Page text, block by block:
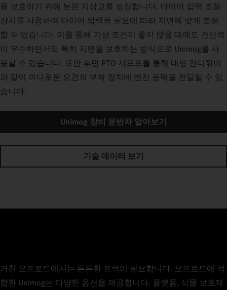
을 보호하기 위해 높은 지상고를 보장합니다. 타이어 압력 조절
장치를 사용하여 타이어 압력을 필요에 따라 지면에 맞게 조절
할 수 있습니다. 이를 통해 기상 조건이 좋지 않을 때에도 견인력
이 우수하면서도 특히 지면을 보호하는 방식으로 Unimog를 사
용할 수 있습니다. 또한 후면 PTO 샤프트를 통해 대형 잔디깎이
와 같이 까다로운 요건의 부착 장치에 엔진 동력을 전달할 수 있
습니다.
Unimog 장비 운반차 알아보기
기술 데이터 보기
거친 오프로드에서는 튼튼한 트럭이 필요합니다. 오프로드에 적
합한 Unimog는 다양한 옵션을 제공합니다. 플랫폼, 식물 보호제